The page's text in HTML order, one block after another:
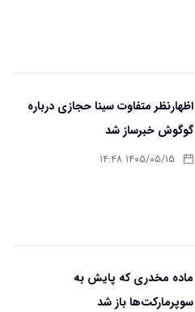
اظهارنظر متفاوت سینا حجازی درباره
گوگوش خبرساز شد
۱۴۰۵/۰۵/۱۵ ۱۴:۴۸
ماده مخدری که پایش به
سوپرمارکت‌ها باز شد